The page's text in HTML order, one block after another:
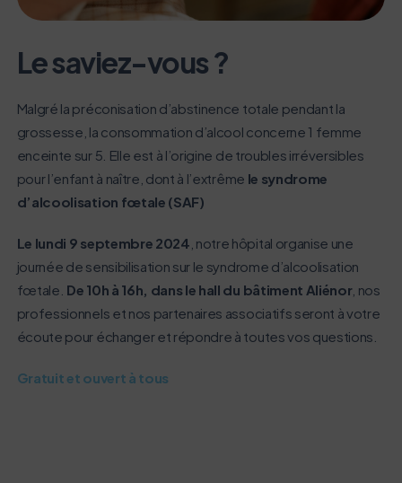
Activer le mode éco
Le saviez-vous ?
Malgré la préconisation d’abstinence totale pendant la
grossesse, la consommation d’alcool concerne 1 femme
enceinte sur 5. Elle est à l’origine de troubles irréversibles
pour l’enfant à naître, dont à l’extrême le syndrome
d’alcoolisation fœtale (SAF)
Le lundi 9 septembre 2024 , notre hôpital organise une
journée de sensibilisation sur le syndrome d’alcoolisation
fœtale. De 10h à 16h, dans le hall du bâtiment Aliénor, nos
professionnels et nos partenaires associatifs seront à votre
écoute pour échanger et répondre à toutes vos questions.
Gratuit et ouvert à tous